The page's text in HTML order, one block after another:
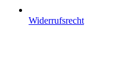
Widerrufsrecht